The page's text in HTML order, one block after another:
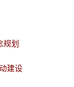
划
建设